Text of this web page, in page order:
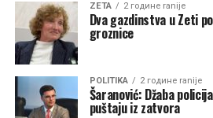
ZETA 2 године ranije
Dva gazdinstva u Zeti
groznice
POLITIKA 2 године ranije
Šaranović: Džaba
puštaju iz zatvora